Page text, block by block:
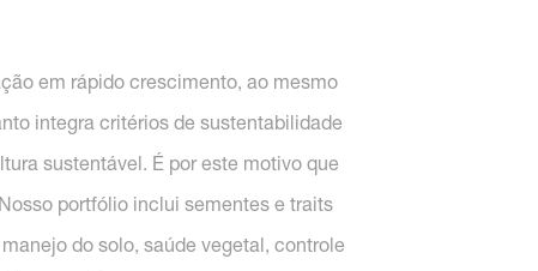
em rápido crescimento, ao mesmo
integra critérios de sustentabilidade
sustentável. É por este motivo que
portfólio inclui sementes e traits
do solo, saúde vegetal, controle